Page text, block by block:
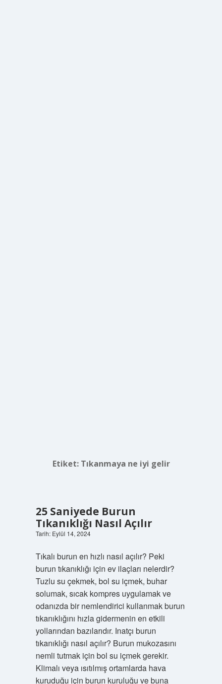
Etiket: Tıkanmaya ne iyi gelir
25 Saniyede Burun
Tıkanıklığı Nasıl Açılır
Tarih: Eylül 14, 2024
Tıkalı burun en hızlı nasıl açılır? Peki
burun tıkanıklığı için ev ilaçları nelerdir?
Tuzlu su çekmek, bol su içmek, buhar
solumak, sıcak kompres uygulamak ve
odanızda bir nemlendirici kullanmak burun
tıkanıklığını hızla gidermenin en etkili
yollarından bazılarıdır. Inatçı burun
tıkanıklığı nasıl açılır? Burun mukozasını
nemli tutmak için bol su içmek gerekir.
Klimalı veya ısıtılmış ortamlarda hava
kuruduğu için burun kuruluğu ve buna